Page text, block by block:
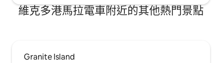
維克多港馬拉電車附近的其他熱門景點
Granite Island